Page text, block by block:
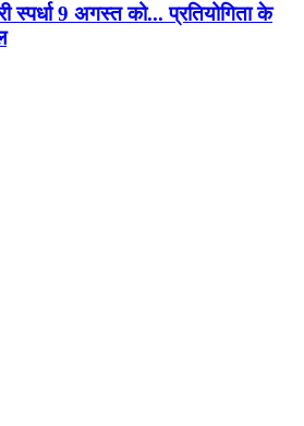
स्पर्धा 9 अगस्त को... प्रतियोगिता के